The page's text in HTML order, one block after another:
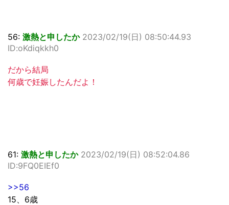
56: 激熱と申したか 2023/02/19(日) 08:50:44.93
ID:oKdiqkkh0
だから結局
何歳で妊娠したんだよ！
61: 激熱と申したか 2023/02/19(日) 08:52:04.86
ID:9FQ0EIEf0
>>56
15、6歳